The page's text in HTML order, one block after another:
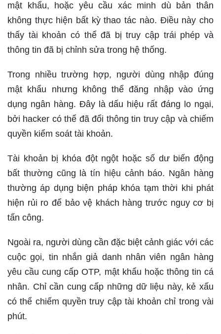
mật khẩu, hoặc yêu cầu xác minh dù bản thân
không thực hiện bất kỳ thao tác nào. Điều này cho
thấy tài khoản có thể đã bị truy cập trái phép và
thông tin đã bị chỉnh sửa trong hệ thống.
Trong nhiều trường hợp, người dùng nhập đúng
mật khẩu nhưng không thể đăng nhập vào ứng
dụng ngân hàng. Đây là dấu hiệu rất đáng lo ngại,
bởi hacker có thể đã đổi thông tin truy cập và chiếm
quyền kiểm soát tài khoản.
Tài khoản bị khóa đột ngột hoặc số dư biến động
bất thường cũng là tín hiệu cảnh báo. Ngân hàng
thường áp dụng biện pháp khóa tạm thời khi phát
hiện rủi ro để bảo vệ khách hàng trước nguy cơ bị
tấn công.
Ngoài ra, người dùng cần đặc biệt cảnh giác với các
cuộc gọi, tin nhắn giả danh nhân viên ngân hàng
yêu cầu cung cấp OTP, mật khẩu hoặc thông tin cá
nhân. Chỉ cần cung cấp những dữ liệu này, kẻ xấu
có thể chiếm quyền truy cập tài khoản chỉ trong vài
phút.